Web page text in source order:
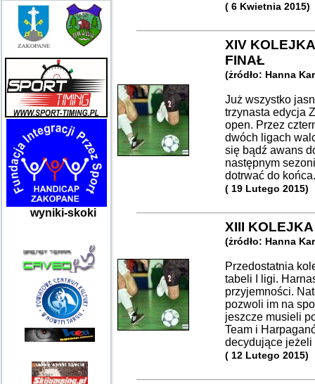
wyniki-skoki
( 6 Kwietnia 2015)
XIV
FINAŁ
(żródło: Hanna
Już wszystko
trzynasta edycja
open. Przez
dwóch ligach
się bądź awans
następnym
dotrwać do
( 19 Lutego 2015)
XIII
(żródło: Hanna
Przedostatnia
tabeli I ligi.
przyjemności.
pozwoli im na
jeszcze musieli
Team i
decydujące
( 12 Lutego 2015)